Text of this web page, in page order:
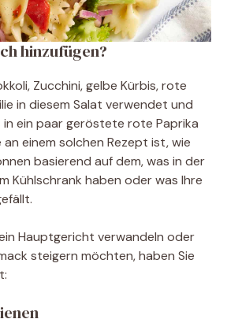
hinzufügen?
Zucchini, gelbe Kürbis, rote
in diesem Salat verwendet und
in ein paar geröstete rote Paprika
an einem solchen Rezept ist, wie
basierend auf dem, was in der
Kühlschrank haben oder was Ihre
Hauptgericht verwandeln oder
steigern möchten, haben Sie